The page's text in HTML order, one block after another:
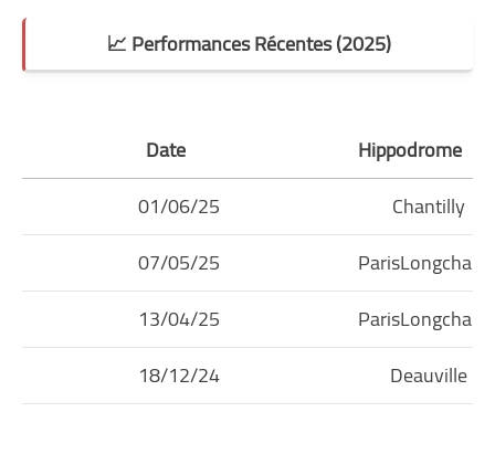
📈 Performances Récentes (2025)
Date
Hippodrome
01/06/25
Chantilly
07/05/25
13/04/25
18/12/24
Deauville